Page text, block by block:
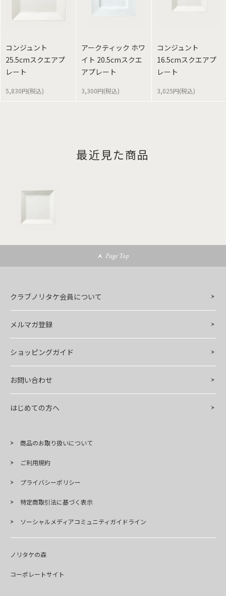
コンジュント
25.5cmスクエアプ
レート
5,830円(税込)
アークティック ホワ
イト 20.5cmスクエ
アプレート
3,300円(税込)
コンジュント
16.5cmスクエアプ
レート
3,025円(税込)
最近見た商品
Page Top
クラブノリタケ会員について
メルマガ登録
ショッピングガイド
お問い合わせ
はじめての方へ
商品のお取り扱いについて
ご利用規約
プライバシーポリシー
特定商取引法に基づく表示
ソーシャルメディアコミュニティガイドライン
ノリタケの森
コーポレートサイト